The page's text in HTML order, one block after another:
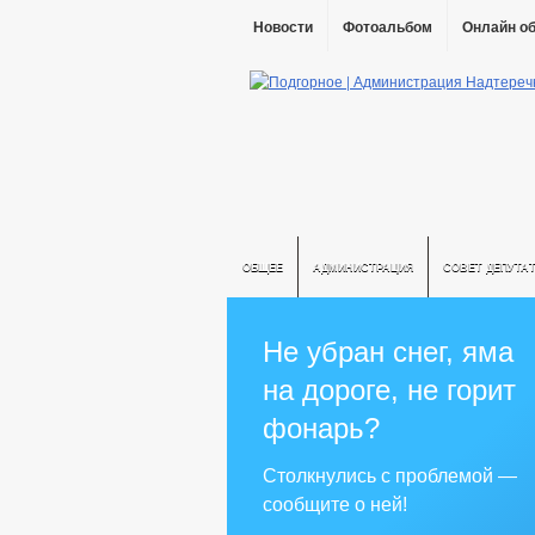
Новости Фотоальбом Онлайн
ОБЩЕЕ АДМИНИСТРАЦИЯ СОВЕТ
Не убран снег, яма
на дороге, не горит
фонарь?
Столкнулись с проблемой —
сообщите о ней!